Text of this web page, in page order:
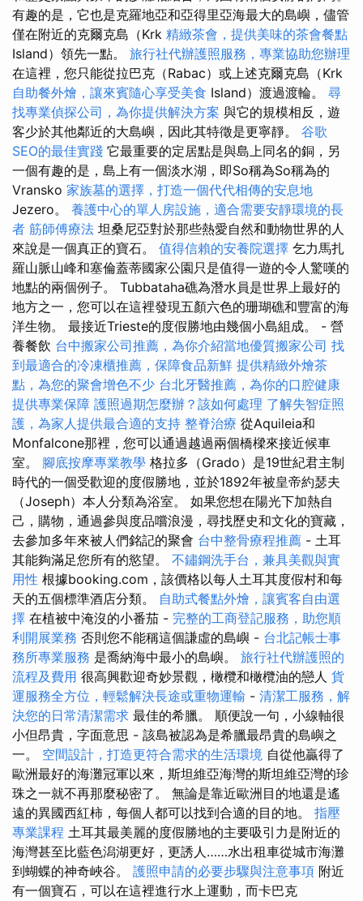
有趣的是，它也是克羅地亞和亞得里亞海最大的島嶼，儘管
僅在附近的克爾克島（Krk 精緻茶會，提供美味的茶會餐點
Island）領先一點。 旅行社代辦護照服務，專業協助您辦理
在這裡，您只能從拉巴克（Rabac）或上述克爾克島（Krk
自助餐外燴，讓來賓隨心享受美食 Island）渡過渡輪。 尋
找專業偵探公司，為你提供解決方案 與它的規模相反，遊
客少於其他鄰近的大島嶼，因此其特徵是更寧靜。 谷歌
SEO的最佳實踐 它最重要的定居點是與島上同名的銅，另
一個有趣的是，島上有一個淡水湖，即So稱為So稱為的
Vransko 家族墓的選擇，打造一個代代相傳的安息地
Jezero。 養護中心的單人房設施，適合需要安靜環境的長
者 筋師傅療法 坦桑尼亞對於那些熱愛自然和動物世界的人
來說是一個真正的寶石。 值得信賴的安養院選擇 乞力馬扎
羅山脈山峰和塞倫蓋蒂國家公園只是值得一遊的令人驚嘆的
地點的兩個例子。 Tubbataha礁為潛水員是世界上最好的
地方之一，您可以在這裡發現五顏六色的珊瑚礁和豐富的海
洋生物。 最接近Trieste的度假勝地由幾個小島組成。 - 營
養餐飲 台中搬家公司推薦，為你介紹當地優質搬家公司 找
到最適合的冷凍櫃推薦，保障食品新鮮 提供精緻外燴茶
點，為您的聚會增色不少 台北牙醫推薦，為你的口腔健康
提供專業保障 護照過期怎麼辦？該如何處理 了解失智症照
護，為家人提供最合適的支持 整脊治療 從Aquileia和
Monfalcone那裡，您可以通過越過兩個橋樑來接近候車
室。 腳底按摩專業教學 格拉多（Grado）是19世紀君主制
時代的一個受歡迎的度假勝地，並於1892年被皇帝約瑟夫
（Joseph）本人分類為浴室。 如果您想在陽光下加熱自
己，購物，通過參與度品嚐浪漫，尋找歷史和文化的寶藏，
去參加多年來被人們銘記的聚會 台中整骨療程推薦 - 土耳
其能夠滿足您所有的慾望。 不鏽鋼洗手台，兼具美觀與實
用性 根據booking.com，該價格以每人土耳其度假村和每
天的五個標準酒店分類。 自助式餐點外燴，讓賓客自由選
擇 在植被中淹沒的小番茄 - 完整的工商登記服務，助您順
利開展業務 否則您不能稱這個謙虛的島嶼 - 台北記帳士事
務所專業服務 是喬納海中最小的島嶼。 旅行社代辦護照的
流程及費用 很高興歡迎奇妙景觀，橄欖和橄欖油的戀人 貨
運服務全方位，輕鬆解決長途或重物運輸 - 清潔工服務，解
決您的日常清潔需求 最佳的希臘。 順便說一句，小線軸很
小但昂貴，字面意思 - 該島被認為是希臘最昂貴的島嶼之
一。 空間設計，打造更符合需求的生活環境 自從他贏得了
歐洲最好的海灘冠軍以來，斯坦維亞海灣的斯坦維亞灣的珍
珠之一就不再那麼秘密了。 無論是靠近歐洲目的地還是遙
遠的異國西紅柿，每個人都可以找到合適的目的地。 指壓
專業課程 土耳其最美麗的度假勝地的主要吸引力是附近的
海灣甚至比藍色潟湖更好，更誘人……水出租車從城市海灘
到蝴蝶的神奇峽谷。 護照申請的必要步驟與注意事項 附近
有一個寶石，可以在這裡進行水上運動，而卡巴克